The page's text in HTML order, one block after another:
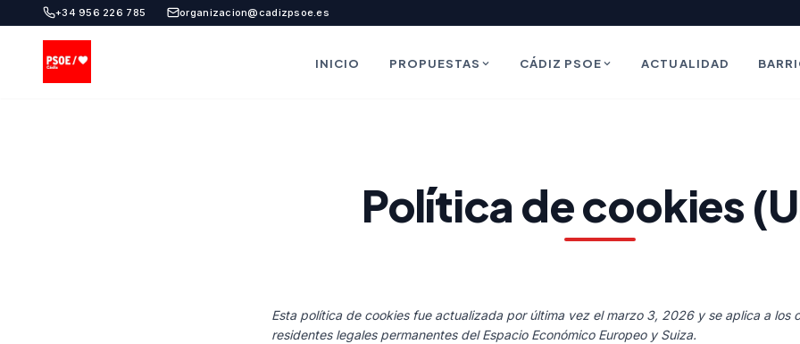
+34 956 226 785 organizacion@cadizpsoe.es
INICIO PROPUESTAS CÁDIZ PSOE ACTUALIDAD
Política de cookies
Esta política de cookies fue actualizada por última vez el marzo 3, 2026 y se aplica a los
residentes legales permanentes del Espacio Económico Europeo y Suiza.